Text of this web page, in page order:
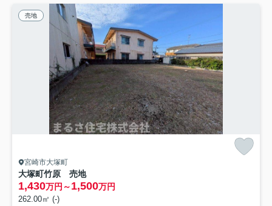
売地
宮崎市大塚町
大塚町竹原 売地
1,430万円～1,500万円
262.00㎡ (-)